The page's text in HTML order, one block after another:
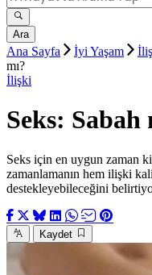
Ara
Ana Sayfa İyi Yaşam
mı?
İlişki
Seks: Sabah
Seks için en uygun zaman
zamanlamanın hem ilişki
destekleyebileceğini
Kaydet